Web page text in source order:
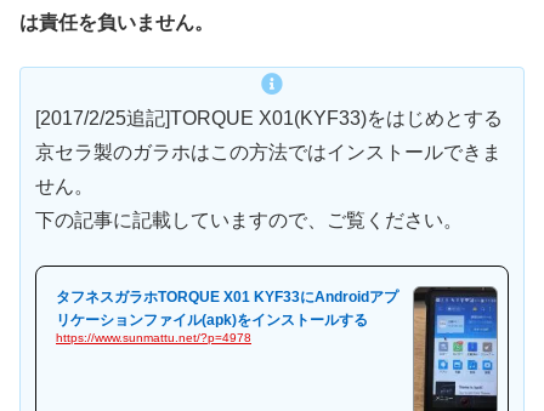
は責任を負いません。
[2017/2/25追記]TORQUE X01(KYF33)をはじめとする
京セラ製のガラホはこの方法ではインストールできま
せん。
下の記事に記載していますので、ご覧ください。
タフネスガラホTORQUE X01 KYF33にAndroidアプ
リケーションファイル(apk)をインストールする
https://www.sunmattu.net/?p=4978